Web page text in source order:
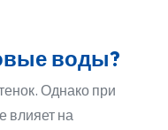
воды?
Однако при
влияет на